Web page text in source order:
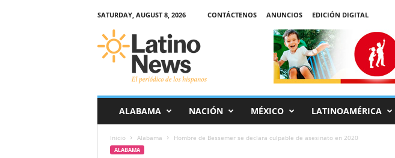
SATURDAY, AUGUST 8, 2026 CONTÁCTENOS ANUNCIOS
EDICIÓN DIGITAL
ALABAMA NACIÓN MÉXICO LATINOAMÉRICA
Inicio Alabama Hombre de Bessemer se declara culpable de asesinato en 2020
ALABAMA